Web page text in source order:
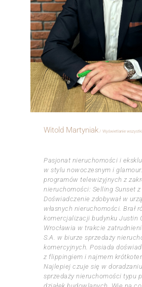
Witold Martyniak Wyświetlanie
Pasjonat nieruchomości i
w stylu nowoczesnym i
programów telewizyjnych z
nieruchomości: Selling Sunset
Doświadczenie zdobywał w
własnych nieruchomości. Brał
komercjalizacji budynku Justin
Wrocławia w trakcie
S.A. w biurze sprzedaży
komercyjnych. Posiada
z flippingiem i najmem
Najlepiej czuje się w
sprzedaży nieruchomości typu